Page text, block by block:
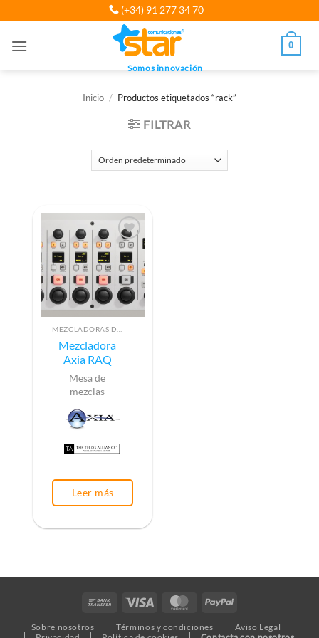
al
(+34) 91 277 34 70
Somos innovación
0
Inicio / Productos etiquetados “rack”
FILTRAR
Mezcladora
Axia RAQ
Mesa de
mezclas
Leer más
Bank
Visa MasterCardPayPal
Sobre nosotros Términos y condiciones
Aviso Legal